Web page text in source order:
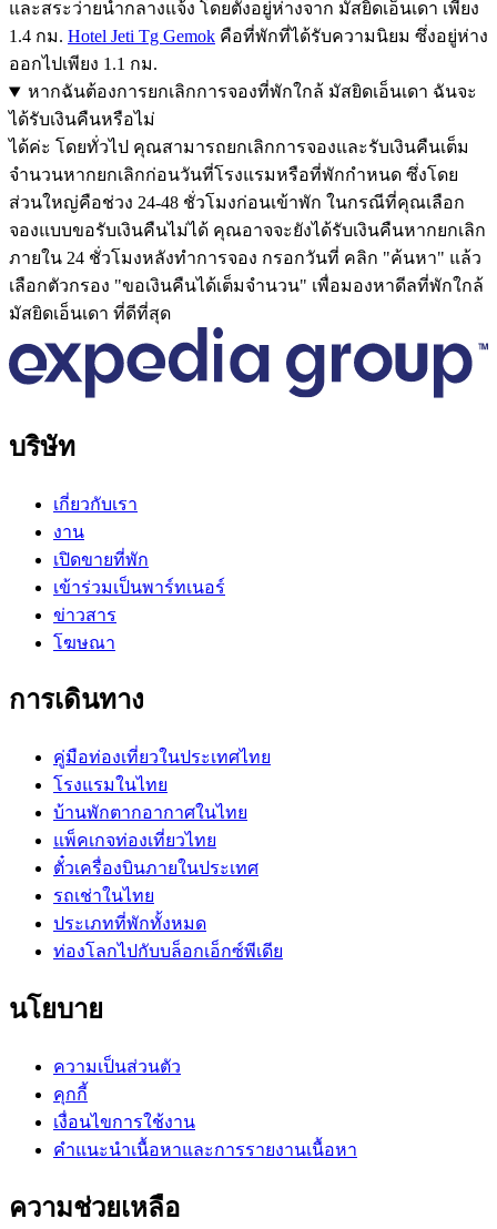
และสระว่ายน้ำกลางแจ้ง โดยตั้งอยู่ห่างจาก มัสยิดเอ็นเดา เพียง
1.4 กม. Hotel Jeti Tg Gemok คือที่พักที่ได้รับความนิยม ซึ่งอยู่ห่าง
ออกไปเพียง 1.1 กม.
หากฉันต้องการยกเลิกการจองที่พักใกล้ มัสยิดเอ็นเดา ฉันจะ
ได้รับเงินคืนหรือไม่
ได้ค่ะ โดยทั่วไป คุณสามารถยกเลิกการจองและรับเงินคืนเต็ม
จำนวนหากยกเลิกก่อนวันที่โรงแรมหรือที่พักกำหนด ซึ่งโดย
ส่วนใหญ่คือช่วง 24-48 ชั่วโมงก่อนเข้าพัก ในกรณีที่คุณเลือก
จองแบบขอรับเงินคืนไม่ได้ คุณอาจจะยังได้รับเงินคืนหากยกเลิก
ภายใน 24 ชั่วโมงหลังทำการจอง กรอกวันที่ คลิก "ค้นหา" แล้ว
เลือกตัวกรอง "ขอเงินคืนได้เต็มจำนวน" เพื่อมองหาดีลที่พักใกล้
มัสยิดเอ็นเดา ที่ดีที่สุด
บริษัท
เกี่ยวกับเรา
งาน
เปิดขายที่พัก
เข้าร่วมเป็นพาร์ทเนอร์
ข่าวสาร
โฆษณา
การเดินทาง
คู่มือท่องเที่ยวในประเทศไทย
โรงแรมในไทย
บ้านพักตากอากาศในไทย
แพ็คเกจท่องเที่ยวไทย
ตั๋วเครื่องบินภายในประเทศ
รถเช่าในไทย
ประเภทที่พักทั้งหมด
ท่องโลกไปกับบล็อกเอ็กซ์พีเดีย
นโยบาย
ความเป็นส่วนตัว
คุกกี้
เงื่อนไขการใช้งาน
คำแนะนำเนื้อหาและการรายงานเนื้อหา
ความช่วยเหลือ